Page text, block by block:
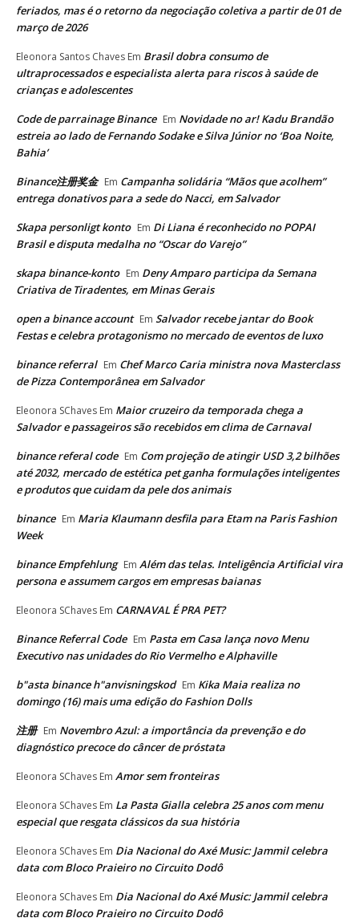
feriados, mas é o retorno da negociação coletiva a partir de 01 de
março de 2026
Eleonora Santos Chaves Em Brasil dobra consumo de
ultraprocessados e especialista alerta para riscos à saúde de
crianças e adolescentes
Code de parrainage Binance Em Novidade no ar! Kadu Brandão
estreia ao lado de Fernando Sodake e Silva Júnior no ‘Boa Noite,
Bahia’
Binance注册奖金 Em Campanha solidária “Mãos que acolhem”
entrega donativos para a sede do Nacci, em Salvador
Skapa personligt konto Em Di Liana é reconhecido no POPAI
Brasil e disputa medalha no “Oscar do Varejo”
skapa binance-konto Em Deny Amparo participa da Semana
Criativa de Tiradentes, em Minas Gerais
open a binance account Em Salvador recebe jantar do Book
Festas e celebra protagonismo no mercado de eventos de luxo
binance referral Em Chef Marco Caria ministra nova Masterclass
de Pizza Contemporânea em Salvador
Eleonora SChaves Em Maior cruzeiro da temporada chega a
Salvador e passageiros são recebidos em clima de Carnaval
binance referal code Em Com projeção de atingir USD 3,2 bilhões
até 2032, mercado de estética pet ganha formulações inteligentes
e produtos que cuidam da pele dos animais
binance Em Maria Klaumann desfila para Etam na Paris Fashion
Week
binance Empfehlung Em Além das telas. Inteligência Artificial vira
persona e assumem cargos em empresas baianas
Eleonora SChaves Em CARNAVAL É PRA PET?
Binance Referral Code Em Pasta em Casa lança novo Menu
Executivo nas unidades do Rio Vermelho e Alphaville
b"asta binance h"anvisningskod Em Kika Maia realiza no
domingo (16) mais uma edição do Fashion Dolls
注册 Em Novembro Azul: a importância da prevenção e do
diagnóstico precoce do câncer de próstata
Eleonora SChaves Em Amor sem fronteiras
Eleonora SChaves Em La Pasta Gialla celebra 25 anos com menu
especial que resgata clássicos da sua história
Eleonora SChaves Em Dia Nacional do Axé Music: Jammil celebra
data com Bloco Praieiro no Circuito Dodô
Eleonora SChaves Em Dia Nacional do Axé Music: Jammil celebra
data com Bloco Praieiro no Circuito Dodô